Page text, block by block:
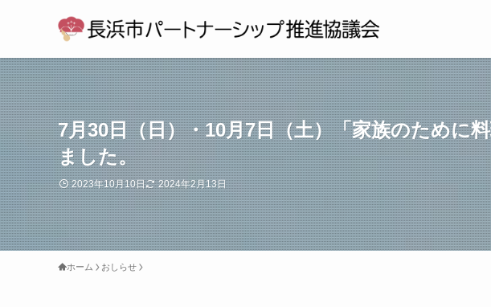
7月30日（日）・10月7日（土）「家族のために
ました。
2023年10月10日 2024年2月13日
ホーム おしらせ